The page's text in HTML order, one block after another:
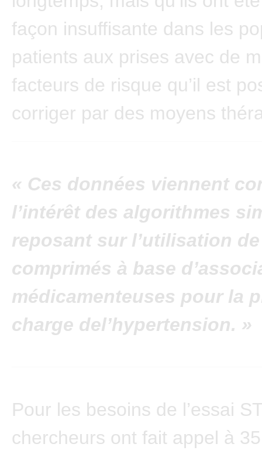
façon insuffisante dans les
patients aux prises avec de
facteurs de risque qu’il est
corriger par des moyens
« Ces données viennent
l’intérêt des algorithmes
reposant sur l’utilisation de
comprimés à base
médicamenteuses pour la
charge del’hypertension. »
Pour les besoins de l’essai
chercheurs ont fait appel à